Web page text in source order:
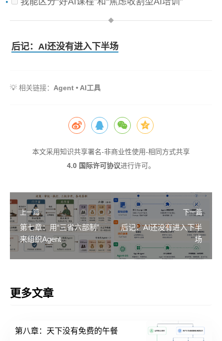
后记：AI还没有进入下半场
💡 相关链接： Agent • AI工具
本文采用知识共享署名-非商业性使用-相同方式共享
4.0 国际许可协议进行许可。
上一篇
第七章：用“三省六部制”
来组织Agent
下一篇
后记：AI还没有进入下半
场
更多文章
第八章：天下没有免费的午餐